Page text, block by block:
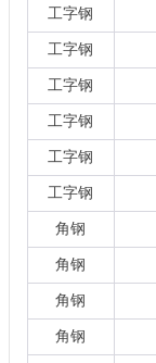
工字钢
工字钢
工字钢
工字钢
工字钢
工字钢
角钢
角钢
角钢
角钢